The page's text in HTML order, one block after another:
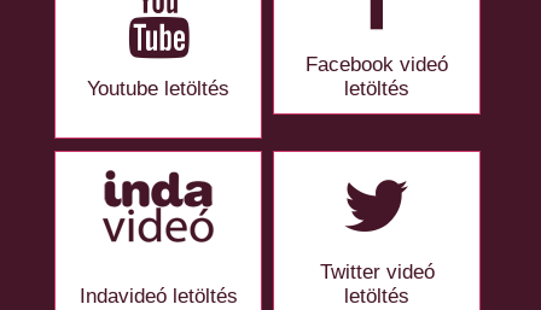
Youtube letöltés
Facebook videó
letöltés
Indavideó letöltés
Twitter videó
letöltés